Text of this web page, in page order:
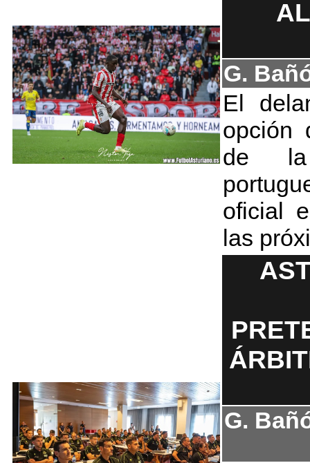
G.
El
opción
de la
oficial
las
G.